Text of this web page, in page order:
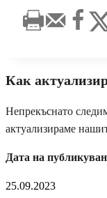
Как
Непрекъснато
актуализираме
Дата на
25.09.2023